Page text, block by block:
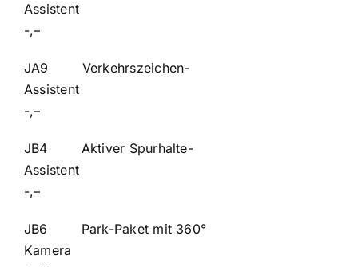
-,–
JA9 Verkehrszeichen-
-,–
JB4 Aktiver Spurhalte-
-,–
JB6 Park-Paket mit 360°